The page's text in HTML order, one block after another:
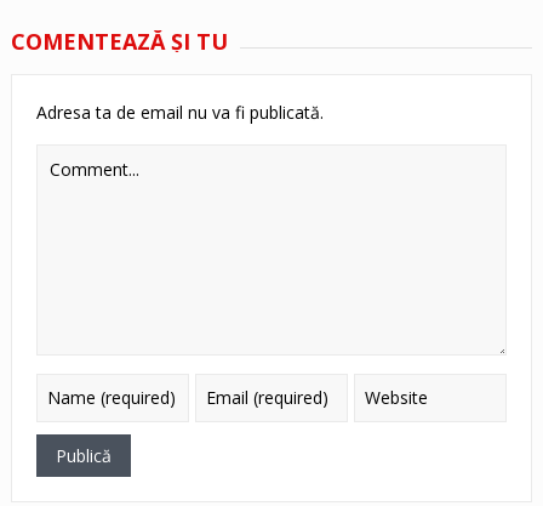
COMENTEAZĂ ŞI TU
Adresa ta de email nu va fi publicată.